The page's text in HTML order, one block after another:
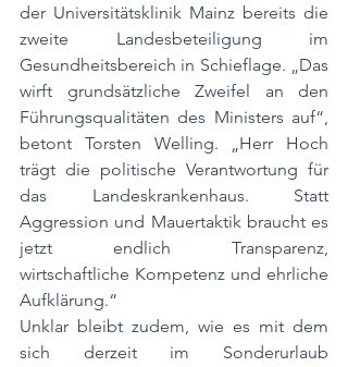
der Universitätsklinik Mainz bereits die
zweite Landesbeteiligung im
Gesundheitsbereich in Schieflage. „Das
wirft grundsätzliche Zweifel an den
Führungsqualitäten des Ministers auf“,
betont Torsten Welling. „Herr Hoch
trägt die politische Verantwortung für
das Landeskrankenhaus. Statt
Aggression und Mauertaktik braucht es
jetzt endlich Transparenz,
wirtschaftliche Kompetenz und ehrliche
Aufklärung.“
Unklar bleibt zudem, wie es mit dem
sich derzeit im Sonderurlaub